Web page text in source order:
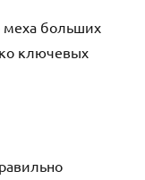
меха больших
ключевых